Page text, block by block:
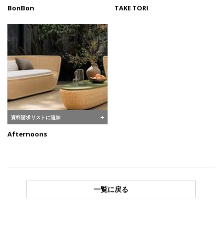
BonBon TAKE TORI
資料請求リストに追加
Afternoons
一覧に戻る